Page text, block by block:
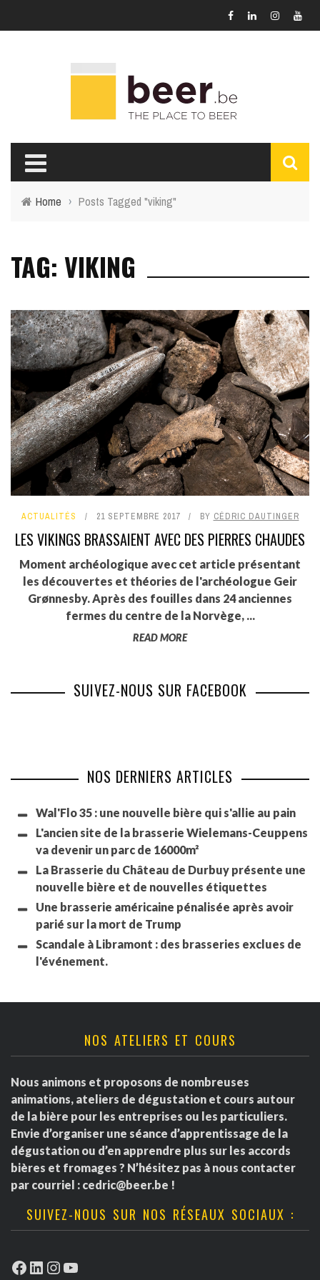
Home › Posts Tagged "viking"
TAG: VIKING
ACTUALITÉS 21 SEPTEMBRE 2017 BY CÉDRIC DAUTINGER
LES VIKINGS BRASSAIENT AVEC DES PIERRES CHAUDES
Moment archéologique avec cet article présentant
les découvertes et théories de l'archéologue Geir
Grønnesby. Après des fouilles dans 24 anciennes
fermes du centre de la Norvège, ...
READ MORE
SUIVEZ-NOUS SUR FACEBOOK
NOS DERNIERS ARTICLES
Wal'Flo 35 : une nouvelle bière qui s'allie au pain
L'ancien site de la brasserie Wielemans-Ceuppens
va devenir un parc de 16000m²
La Brasserie du Château de Durbuy présente une
nouvelle bière et de nouvelles étiquettes
Une brasserie américaine pénalisée après avoir
parié sur la mort de Trump
Scandale à Libramont : des brasseries exclues de
l'événement.
NOS ATELIERS ET COURS
Nous animons et proposons de nombreuses
animations, ateliers de dégustation et cours autour
de la bière pour les entreprises ou les particuliers.
Envie d’organiser une séance d’apprentissage de la
dégustation ou d’en apprendre plus sur les accords
bières et fromages ? N’hésitez pas à nous contacter
par courriel : cedric@beer.be !
SUIVEZ-NOUS SUR NOS RÉSEAUX SOCIAUX :
Facebook
LinkedIn
Instagram
YouTube